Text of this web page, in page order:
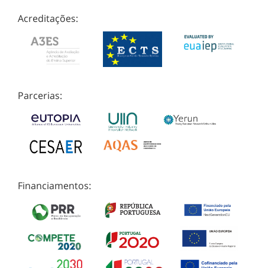
Acreditações:
Parcerias:
Financiamentos: